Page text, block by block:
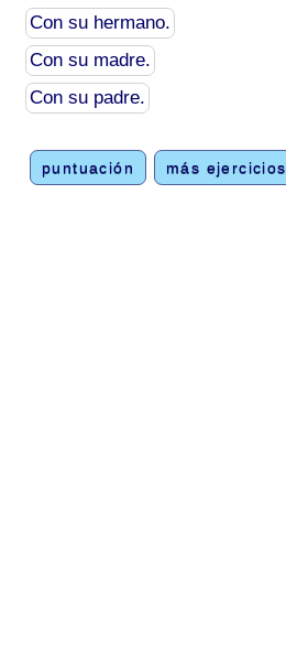
Con su hermano.
Con su madre.
Con su padre.
puntuación más ejercicios